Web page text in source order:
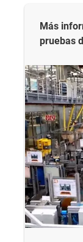
Más
pruebas